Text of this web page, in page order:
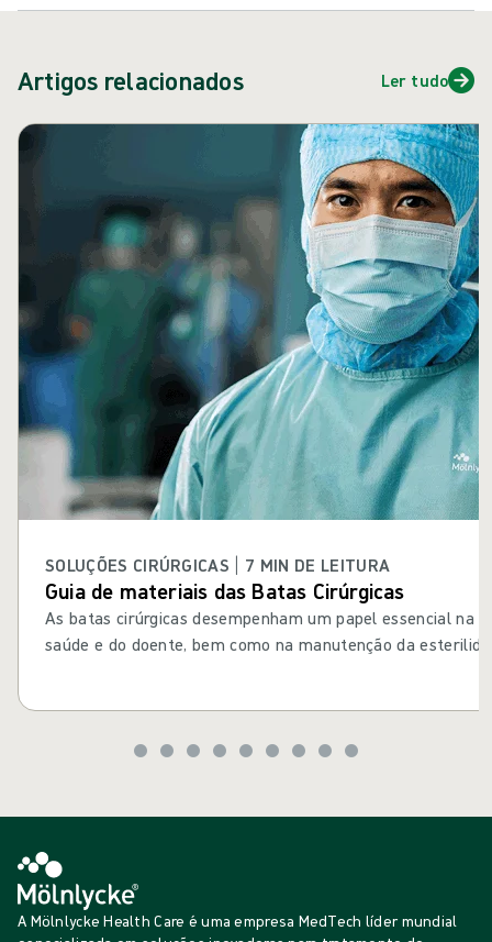
Artigos relacionados Ler tudo
SOLUÇÕES CIRÚRGICAS | 7 MIN DE LEITURA
Guia de materiais das Batas Cirúrgicas
As batas cirúrgicas desempenham um papel essencial na
saúde e do doente, bem como na manutenção da
propriedades técnicas. Os diferentes tipos de materiais
profissionais de saúde tomar decisões informadas,
infeção, otimizar os resultados cirúrgicos e promover a
A Mölnlycke Health Care é uma empresa MedTech líder mundial